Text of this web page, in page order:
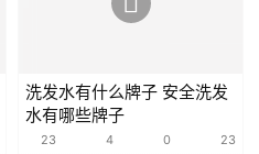
洗发水有什么牌子 安全洗发
水有哪些牌子
23 4 0 23